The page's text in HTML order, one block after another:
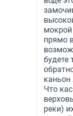
прямо
будете
каньон
Что
реки)